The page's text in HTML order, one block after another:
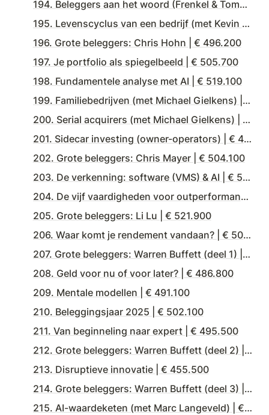
194. Beleggers aan het woord (Frenkel & Tomas) | € 495.600
195. ⁠Levenscyclus van een bedrijf (met Kevin Schoovaerts) | € 503.700
196. Grote beleggers: Chris Hohn | € 496.200
197. Je portfolio als spiegelbeeld | € 505.700
198. Fundamentele analyse met AI | € 519.100
199. Familiebedrijven (met Michael Gielkens) | € 515.800
200. Serial acquirers (met Michael Gielkens) | € 504.800
201. Sidecar investing (owner-operators) | € 498.700
202. Grote beleggers: Chris Mayer | € 504.100
203. De verkenning: software (VMS) & AI | € 504.200
204. De vijf vaardigheden voor outperformance (met Jan Klein Poelhuis) | € 510.100
205. Grote beleggers: Li Lu | € 521.900
206. Waar komt je rendement vandaan? | € 509.900
207. Grote beleggers: Warren Buffett (deel 1) | € 487.600
208. Geld voor nu of voor later? | € 486.800
209. Mentale modellen | € 491.100
210. Beleggingsjaar 2025 | € 502.100
211. Van beginneling naar expert | € 495.500
212. Grote beleggers: Warren Buffett (deel 2) | € 480.600
213. Disruptieve innovatie | € 455.500
214. Grote beleggers: Warren Buffett (deel 3) | € 455.700
215. AI-waardeketen (met Marc Langeveld) | € 464.700